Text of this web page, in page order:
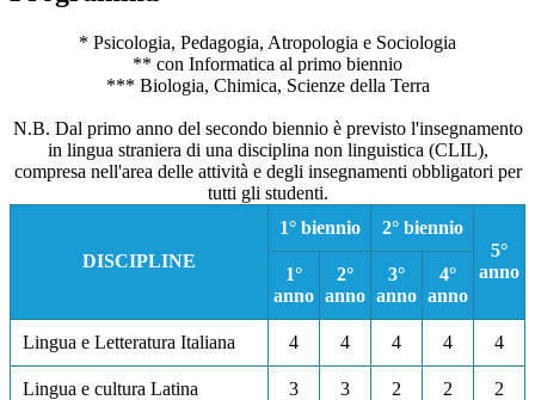
* Psicologia, Pedagogia, Atropologia e Sociologia
** con Informatica al primo biennio
*** Biologia, Chimica, Scienze della Terra
N.B. Dal primo anno del secondo biennio è previsto l'insegnamento
in lingua straniera di una disciplina non linguistica (CLIL),
compresa nell'area delle attività e degli insegnamenti obbligatori per
tutti gli studenti.
DISCIPLINE
1° biennio
2° biennio
5°
anno
1°
anno
2°
anno
3°
anno
4°
anno
Lingua e Letteratura Italiana 4 4 4 4 4
Lingua e cultura Latina 3 3 2 2 2